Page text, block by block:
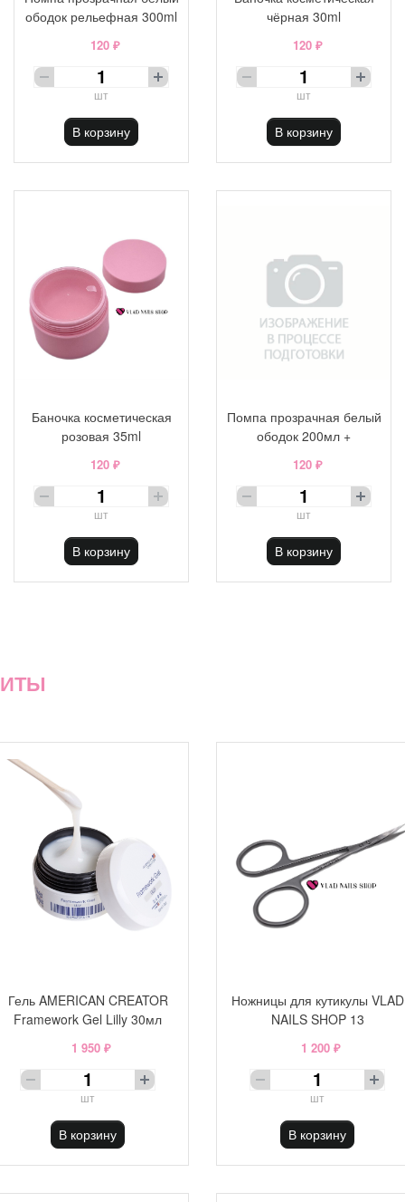
ободок рельефная 300ml
120 ₽
шт
В корзину
чёрная 30ml
120 ₽
шт
В корзину
Баночка косметическая
розовая 35ml
120 ₽
шт
В корзину
Помпа прозрачная белый
ободок 200мл +
120 ₽
шт
В корзину
Гель AMERICAN CREATOR
Framework Gel Lilly 30мл
1 950 ₽
шт
В корзину
Ножницы для кутикулы VLAD
NAILS SHOP 13
1 200 ₽
шт
В корзину